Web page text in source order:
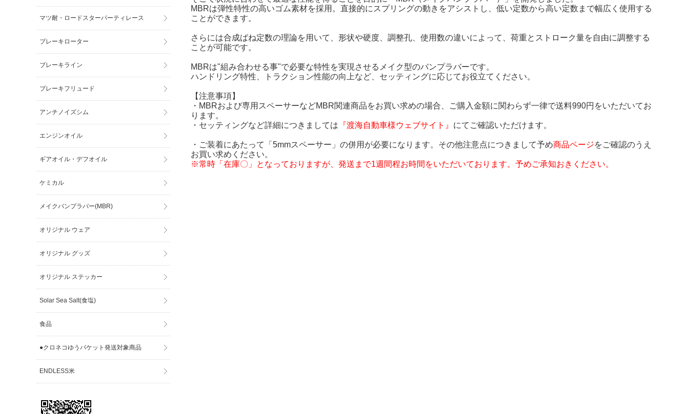
MBRは弾性特性の高いゴム素材を採用。直接的にスプリングの動きをアシストし、低い定数から高い定数まで幅広く使用する
ことができます。
さらには合成ばね定数の理論を用いて、形状や硬度、調整孔、使用数の違いによって、荷重とストローク量を自由に調整する
ことが可能です。
MBRは"組み合わせる事"で必要な特性を実現させるメイク型のバンプラバーです。
ハンドリング特性、トラクション性能の向上など、セッティングに応じてお役立てください。
【注意事項】
・MBRおよび専用スペーサーなどMBR関連商品をお買い求めの場合、ご購入金額に関わらず一律で送料990円をいただいてお
ります。
・セッティングなど詳細につきましては 『渡海自動車様ウェブサイト』 にてご確認いただけます。
・ご装着にあたって「5mmスペーサー」の併用が必要になります。その他注意点につきまして予め商品ページをご確認のうえ
お買い求めください。
※常時「在庫〇」となっておりますが、発送まで1週間程お時間をいただいております。予めご承知おきください。
マツ耐・ロードスターパーティレース
ブレーキローター
ブレーキライン
ブレーキフリュード
アンチノイズシム
エンジンオイル
ギアオイル・デフオイル
ケミカル
メイクバンプラバー(MBR)
オリジナル ウェア
オリジナル グッズ
オリジナル ステッカー
Solar Sea Salt(食塩)
食品
●クロネコゆうパケット発送対象商品
ENDLESS米